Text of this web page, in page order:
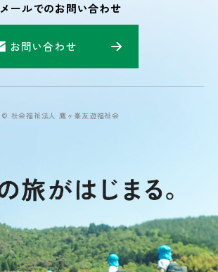
メールでのお問い合わせ
お問い合わせ
© 社会福祉法人 鷹ヶ峯友遊福祉会